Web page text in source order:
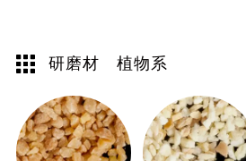
研磨材 植物系